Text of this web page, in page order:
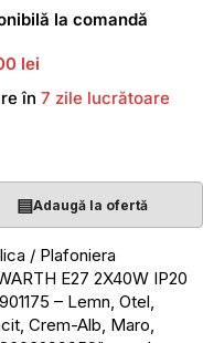
la comandă
lei
în 7 zile lucrătoare
▤Adaugă la ofertă